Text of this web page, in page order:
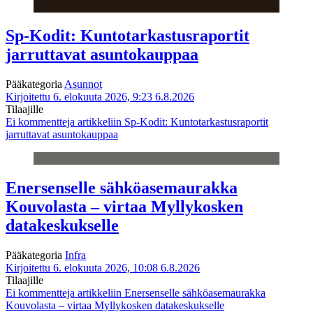
Sp-Kodit: Kuntotarkastusraportit
jarruttavat asuntokauppaa
Pääkategoria Asunnot
Kirjoitettu 6. elokuuta 2026, 9:23 6.8.2026
Tilaajille
Ei kommentteja artikkeliin Sp-Kodit: Kuntotarkastusraportit
jarruttavat asuntokauppaa
Enersenselle sähköasemaurakka
Kouvolasta – virtaa Myllykosken
datakeskukselle
Pääkategoria Infra
Kirjoitettu 6. elokuuta 2026, 10:08 6.8.2026
Tilaajille
Ei kommentteja artikkeliin Enersenselle sähköasemaurakka
Kouvolasta – virtaa Myllykosken datakeskukselle